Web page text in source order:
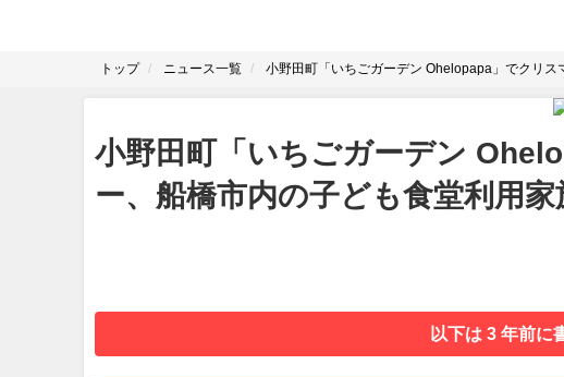
トップ ニュース一覧 小野田町「いちごガーデン Ohelopapa」でクリ
小野田町「いちごガーデン
ー、船橋市内の子ども食堂利用
以下は 3 年前に